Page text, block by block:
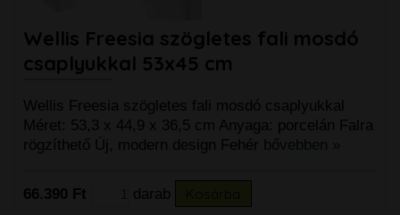
Wellis Freesia szögletes fali mosdó
csaplyukkal 53x45 cm
Wellis Freesia szögletes fali mosdó csaplyukkal
Méret: 53,3 x 44,9 x 36,5 cm Anyaga: porcelán Falra
rögzíthető Új, modern design Fehér bővebben »
66.390 Ft darab